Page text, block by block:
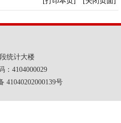
统计大楼
：4104000029
41040202000139号